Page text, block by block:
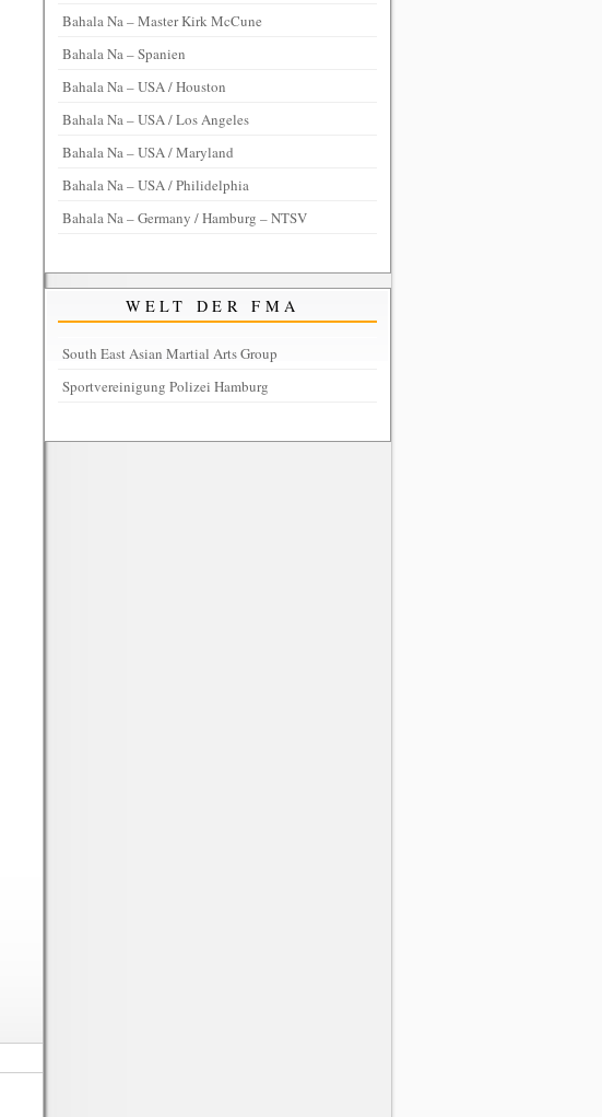
Bahala Na – Master Kirk McCune
Bahala Na – Spanien
Bahala Na – USA / Houston
Bahala Na – USA / Los Angeles
Bahala Na – USA / Maryland
Bahala Na – USA / Philidelphia
Bahala Na – Germany / Hamburg – NTSV
WELT DER FMA
South East Asian Martial Arts Group
Sportvereinigung Polizei Hamburg